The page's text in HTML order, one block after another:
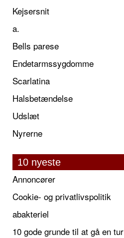
Kejsersnit
a.
Bells parese
Endetarmssygdomme
Scarlatina
Halsbetændelse
Udslæt
Nyrerne
10 nyeste
Annoncører
Cookie- og privatlivspolitik
abakteriel
10 gode grunde til at gå en tur